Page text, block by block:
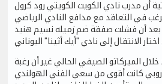
أن مدرب نادي الكويت الكويتي رود كرول
في التعاقد مع مدافع النادي الرياضي
أن فشلت صفقة ضم زميله نسيم هنيد
الميركاتو الصيفي الحالي غير أن رغبة
كانت أقوى من سعي الفني الهولندي